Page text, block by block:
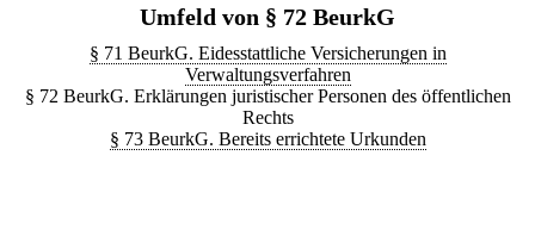
Umfeld von § 72 BeurkG
§ 71 BeurkG. Eidesstattliche Versicherungen in
Verwaltungsverfahren
§ 72 BeurkG. Erklärungen juristischer Personen des öffentlichen
Rechts
§ 73 BeurkG. Bereits errichtete Urkunden